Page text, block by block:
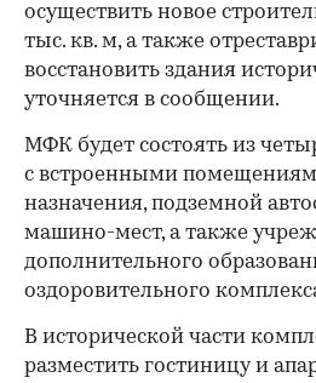
осуществить новое
тыс. кв. м, а также
восстановить здания
уточняется в сообщении.
МФК будет состоять из
с встроенными
назначения, подземной
машино-мест, а также
дополнительного
оздоровительного
В исторической части
разместить гостиницу и